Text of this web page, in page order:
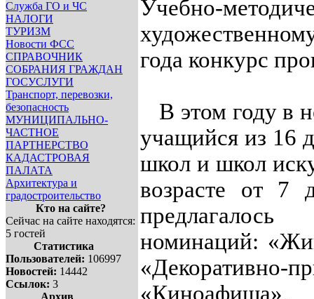
Служба ГО и ЧС
НАЛОГИ
ТУРИЗМ
Новости ФСС
СПРАВОЧНИК
СОБРАНИЯ ГРАЖДАН
ГОСУСЛУГИ
Транспорт, перевозки,
безопасность
МУНИЦИПАЛЬНО-
ЧАСТНОЕ
ПАРТНЕРСТВО
КАДАСТРОВАЯ
ПАЛАТА
Архитектура и
градостроительство
Кто на сайте?
Сейчас на сайте находятся:
5 гостей
Статистика
Пользователей: 106997
Новостей: 14442
Ссылок: 3
Архив
Учебно-
года конкурс
В этом году в
учащийся из 16
школ и школ
возрасте от 7
номинаций:
«Декоративно-